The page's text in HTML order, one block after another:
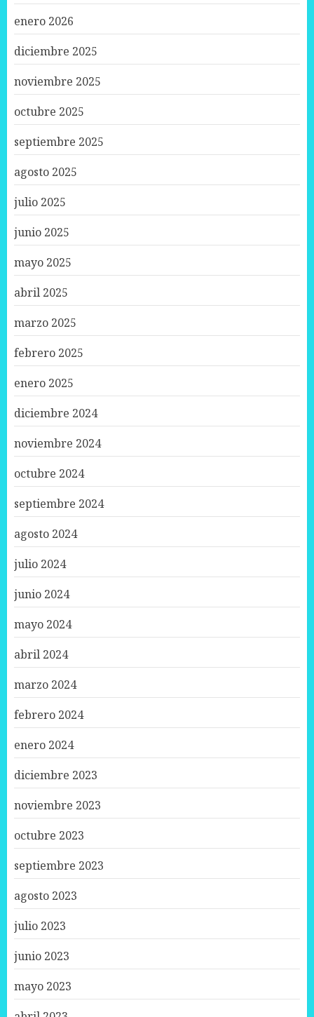
enero 2026
diciembre 2025
noviembre 2025
octubre 2025
septiembre 2025
agosto 2025
julio 2025
junio 2025
mayo 2025
abril 2025
marzo 2025
febrero 2025
enero 2025
diciembre 2024
noviembre 2024
octubre 2024
septiembre 2024
agosto 2024
julio 2024
junio 2024
mayo 2024
abril 2024
marzo 2024
febrero 2024
enero 2024
diciembre 2023
noviembre 2023
octubre 2023
septiembre 2023
agosto 2023
julio 2023
junio 2023
mayo 2023